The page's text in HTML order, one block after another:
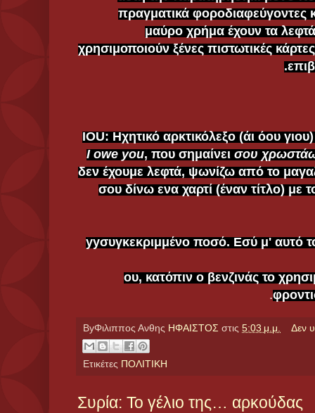
πραγματικά φοροδιαφεύγοντες
μαύρο χρήμα έχουν τα
χρησιμοποιούν ξένες πιστωτικές
I owe you, που σημαίνεισου
δεν έχουμε λεφτά, ψωνίζω από το
σου δίνω ενα χαρτί (έναν τίτλο) με
yyσυγκεκριμμένο ποσό. Εσύ μ' αυτό
ου, κατόπιν ο βενζινάς το
.
ByΦιλιππος Ανθης ΗΦΑΙΣΤΟΣ στις 5:03 μ.μ. Δεν
Ετικέτες ΠΟΛΙΤΙΚΗ
Συρία: Το γέλιο της… αρκούδας